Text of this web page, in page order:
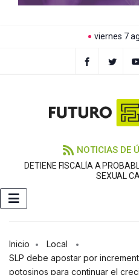
viernes 7
NOTICIAS DE
DETIENE FISCALÍA A
SEXUAL
Inicio
Local
SLP debe apostar por
potosinos para continuar el